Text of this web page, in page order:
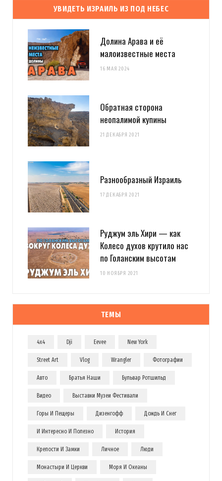
УВИДЕТЬ ИЗРАИЛЬ ИЗ ПОД НЕБЕС
Долина Арава и её
малоизвестные места
16 МАЯ 2024
Обратная сторона
неопалимой купины
21 ДЕКАБРЯ 2021
Разнообразный Израиль
17 ДЕКАБРЯ 2021
Руджум эль Хири — как
Колесо духов крутило нас
по Голанским высотам
10 НОЯБРЯ 2021
ТЕМЫ
4x4 Dji Eevee New York
Street Art Vlog Wrangler Фотографии
Авто Братья Наши Бульвар Ротшильд
Видео Выставки Музеи Фестивали
Горы И Пещеры Дизенгофф Дождь И Снег
И Интересно И Полезно История
Крепости И Замки Личное Люди
Монастыри И Церкви Моря И Океаны